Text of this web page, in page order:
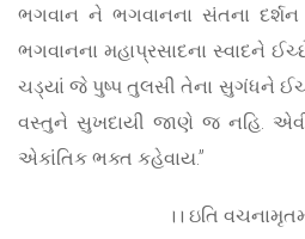
ભગવાન ને ભગવાનના સંતના
ભગવાનના મહાપ્રસાદના સ્વાદને
ચડ્યાં જે પુષ્પ તુલસી તેના સુગંધને
વસ્તુને સુખદાયી જાણે જ નહિ.
એકાંતિક ભક્ત કહેવાય.”
।। ઇતિ